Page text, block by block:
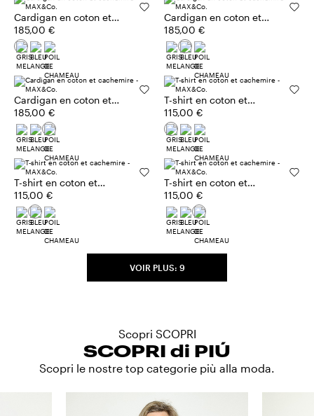
Cardigan en coton et
cachemire
185,00 €
Cardigan en coton et
cachemire
185,00 €
Cardigan en coton et
cachemire
185,00 €
T-shirt en coton et
cachemire
115,00 €
T-shirt en coton et
cachemire
115,00 €
T-shirt en coton et
cachemire
115,00 €
VOIR PLUS: 9
Scopri SCOPRI
SCOPRI di PIÚ
Scopri le nostre top categorie più alla moda.